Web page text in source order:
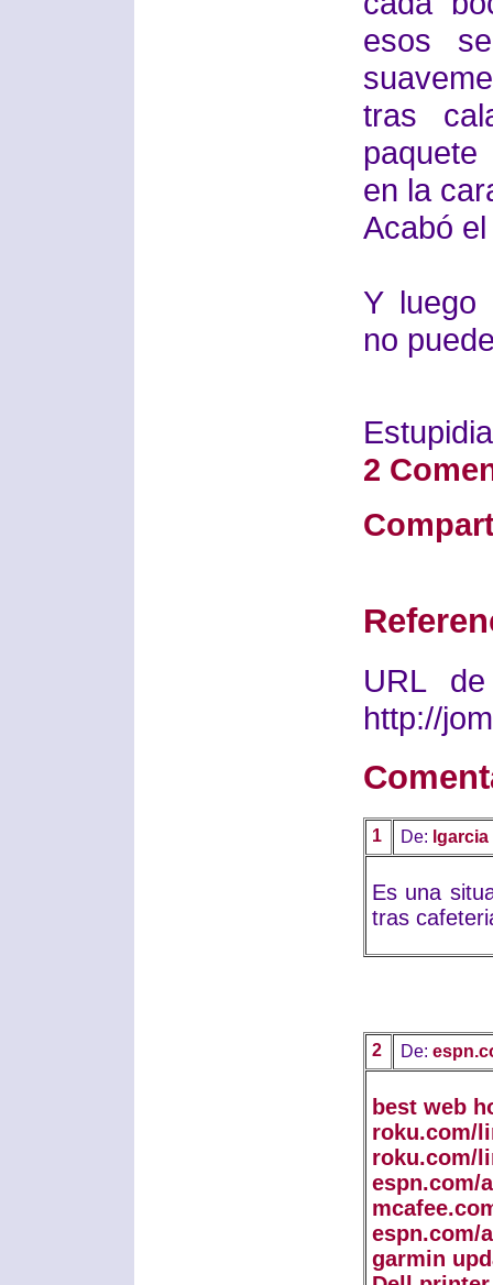
esos
tras
en la
Acabó
Y luego
no
2
URL
http://
1 De: lgarcia
Es una
tras
2 De:
best web
roku.com/
roku.com/
espn.com/
espn.com/
garmin